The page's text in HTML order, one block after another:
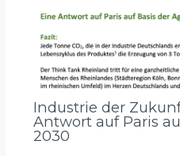
Industrie der
Antwort auf Paris
2030